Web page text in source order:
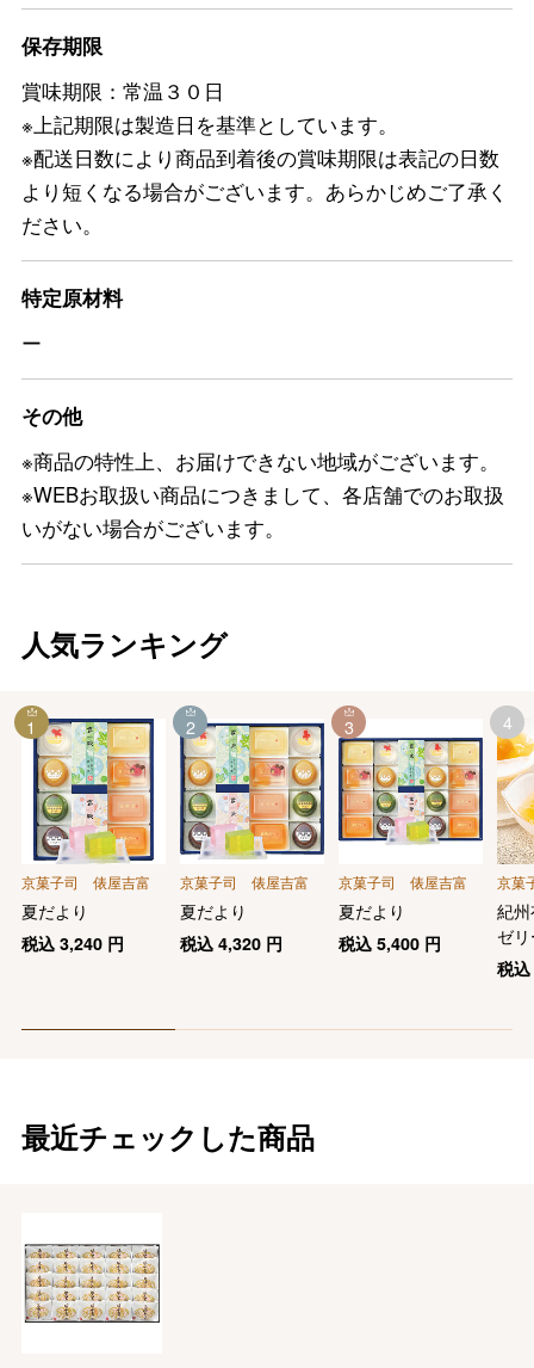
保存期限
賞味期限：常温３０日
※上記期限は製造日を基準としています。
※配送日数により商品到着後の賞味期限は表記の日数
より短くなる場合がございます。あらかじめご了承く
ださい。
特定原材料
ー
その他
※商品の特性上、お届けできない地域がございます。
※WEBお取扱い商品につきまして、各店舗でのお取扱
いがない場合がございます。
人気ランキング
京菓子司 俵屋吉富
夏だより
税込 3,240円
1
京菓子司 俵屋吉富
夏だより
税込4,320 円
2
京菓子司 俵屋吉富
夏だより
税込5,400 円
3
京菓
紀
ゼ
税
4
最近チェックした商品